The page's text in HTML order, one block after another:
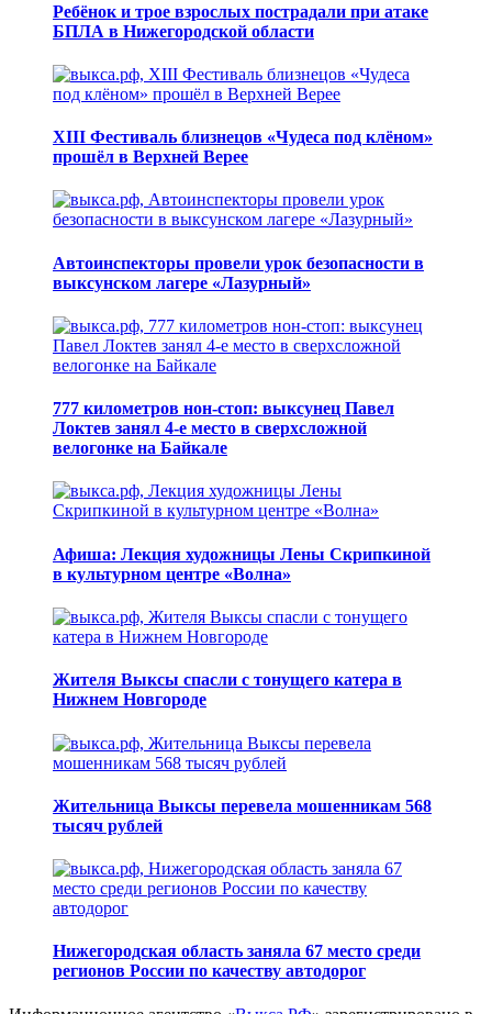
Ребёнок и трое взрослых пострадали при атаке
БПЛА в Нижегородской области
XIII Фестиваль близнецов «Чудеса под клёном»
прошёл в Верхней Верее
Автоинспекторы провели урок безопасности в
выксунском лагере «Лазурный»
777 километров нон-стоп: выксунец Павел
Локтев занял 4-е место в сверхсложной
велогонке на Байкале
Афиша: Лекция художницы Лены Скрипкиной
в культурном центре «Волна»
Жителя Выксы спасли с тонущего катера в
Нижнем Новгороде
Жительница Выксы перевела мошенникам 568
тысяч рублей
Нижегородская область заняла 67 место среди
регионов России по качеству автодорог